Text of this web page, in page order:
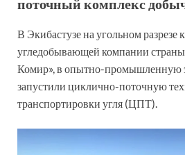
поточный комплекс
В Экибастузе на угольном разрезе
угледобывающей компании
Комир», в опытно-промышленную
запустили циклично-поточную
транспортировки угля (ЦПТ).